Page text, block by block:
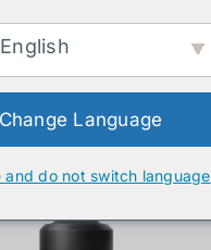
English
Change Language
and do not switch language